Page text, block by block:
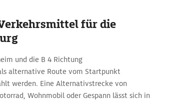
für die
und die B 4 Richtung
alternative Route vom Startpunkt
werden. Eine Alternativstrecke von
Wohnmobil oder Gespann lässt sich in